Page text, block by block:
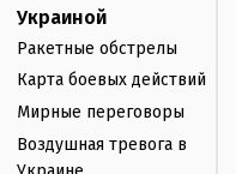
Украиной
Ракетные обстрелы
Карта боевых действий
Мирные переговоры
Воздушная тревога в